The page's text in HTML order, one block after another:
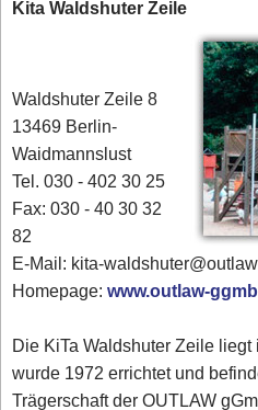
Kita Waldshuter Zeile
Waldshuter Zeile 8
13469 Berlin-
Waidmannslust
Tel. 030 - 402 30 25
Fax: 030 - 40 30 32
82
E-Mail: kita-
Homepage:www.outlaw-
Die KiTa Waldshuter Zeile
wurde 1972 errichtet und
Trägerschaft der OUTLAW